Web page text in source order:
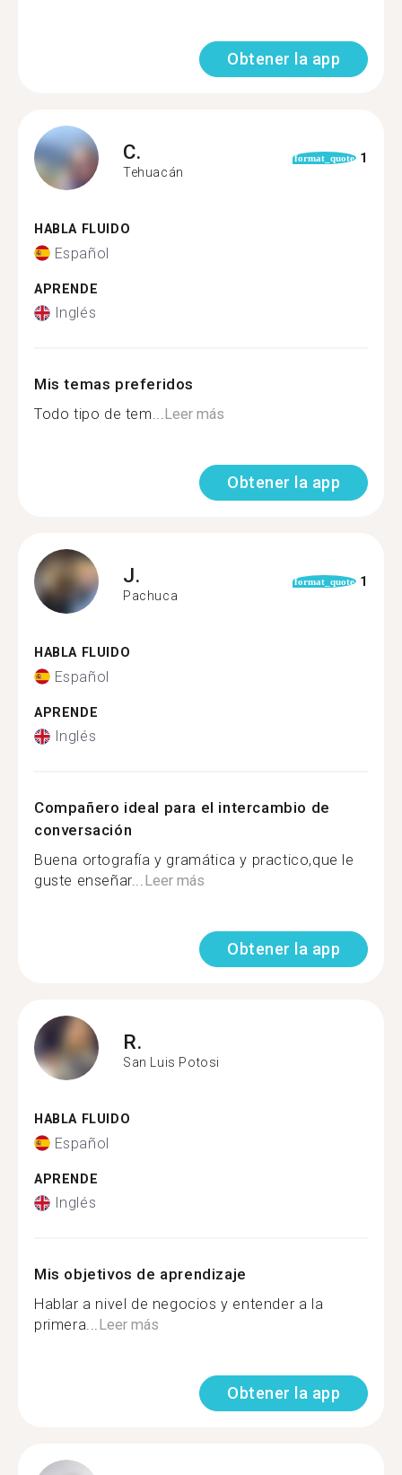
Obtener la app
C.
Tehuacán
format_quote 1
HABLA FLUIDO
Español
APRENDE
Inglés
Mis temas preferidos
Todo tipo de tem...Leer más
Obtener la app
J.
Pachuca
format_quote 1
HABLA FLUIDO
Español
APRENDE
Inglés
Compañero ideal para el intercambio de
conversación
Buena ortografía y gramática y practico,que le
guste enseñar...Leer más
Obtener la app
R.
San Luis Potosi
HABLA FLUIDO
Español
APRENDE
Inglés
Mis objetivos de aprendizaje
Hablar a nivel de negocios y entender a la
primera...Leer más
Obtener la app